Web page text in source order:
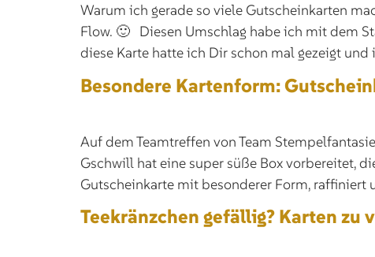
Warum ich gerade so viele Gutscheinkarten
Flow. 🙂 Diesen Umschlag habe ich mit dem
diese Karte hatte ich Dir schon mal gezeigt und
Besondere Kartenform:
Auf dem Teamtreffen von Team
Gschwill hat eine super süße Box vorbereitet,
Gutscheinkarte mit besonderer Form, raffiniert
Teekränzchen gefällig? Karten zu